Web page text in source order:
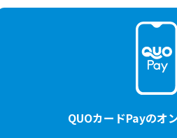
QUOカードPayのオ